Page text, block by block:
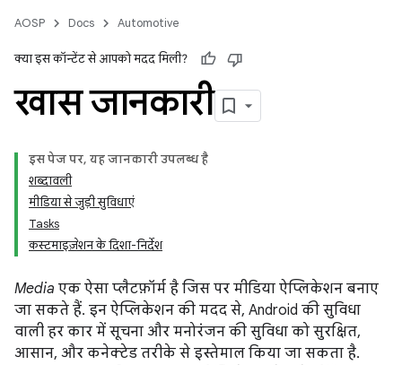
AOSP Docs Automotive
क्या इस कॉन्टेंट से आपको मदद मिली?
खास जानकारी
इस पेज पर, यह जानकारी उपलब्ध है
शब्दावली
मीडिया से जुड़ी सुविधाएं
Tasks
कस्टमाइज़ेशन के दिशा-निर्देश
Media एक ऐसा प्लैटफ़ॉर्म है जिस पर मीडिया ऐप्लिकेशन बनाए
जा सकते हैं. इन ऐप्लिकेशन की मदद से, Android की सुविधा
वाली हर कार में सूचना और मनोरंजन की सुविधा को सुरक्षित,
आसान, और कनेक्टेड तरीके से इस्तेमाल किया जा सकता है.